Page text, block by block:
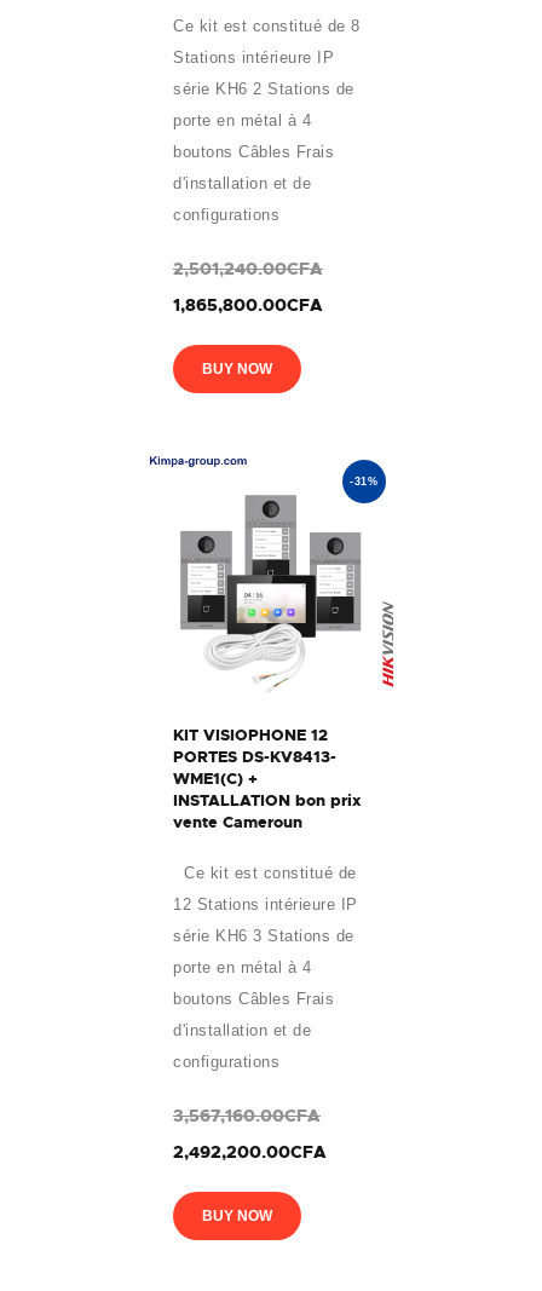
Ce kit est constitué de 8
Stations intérieure IP
série KH6 2 Stations de
porte en métal à 4
boutons Câbles Frais
d'installation et de
configurations
2,501,240.00CFA
1,865,800.00CFA
BUY NOW
-31%
KIT VISIOPHONE 12
PORTES DS-KV8413-
WME1(C) +
INSTALLATION bon prix
vente Cameroun
Ce kit est constitué de
12 Stations intérieure IP
série KH6 3 Stations de
porte en métal à 4
boutons Câbles Frais
d'installation et de
configurations
3,567,160.00CFA
2,492,200.00CFA
BUY NOW